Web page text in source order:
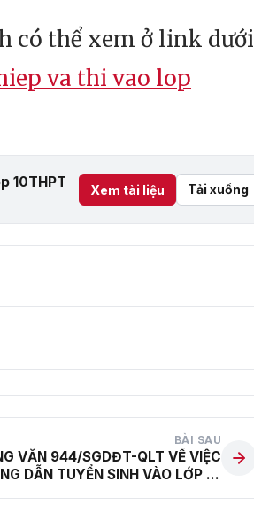
có thể xem ở link dưới
va thi vao lop
10THPT Xem tài liệu Tải xuống
BÀI SAU
VĂN 944/SGDĐT-QLT VỀ VIỆC
DẪN TUYỂN SINH VÀO LỚP 10